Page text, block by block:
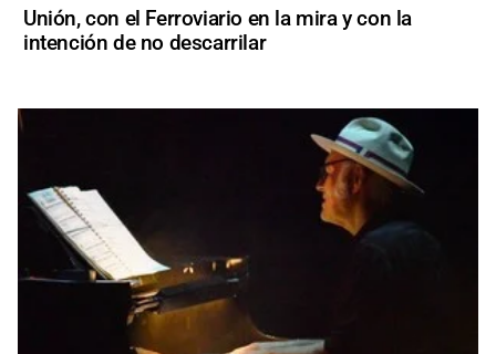
Unión, con el Ferroviario en la mira y con la
intención de no descarrilar